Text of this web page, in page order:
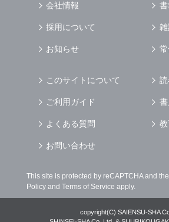
会社情報
採用について
お知らせ
このサイトについて
ご利用ガイド
よくある質問
お問い合わせ
This site is protected by reCAPTCHA and
Policyand Terms of Service apply.
copyright(C) SAIENSU-SHA